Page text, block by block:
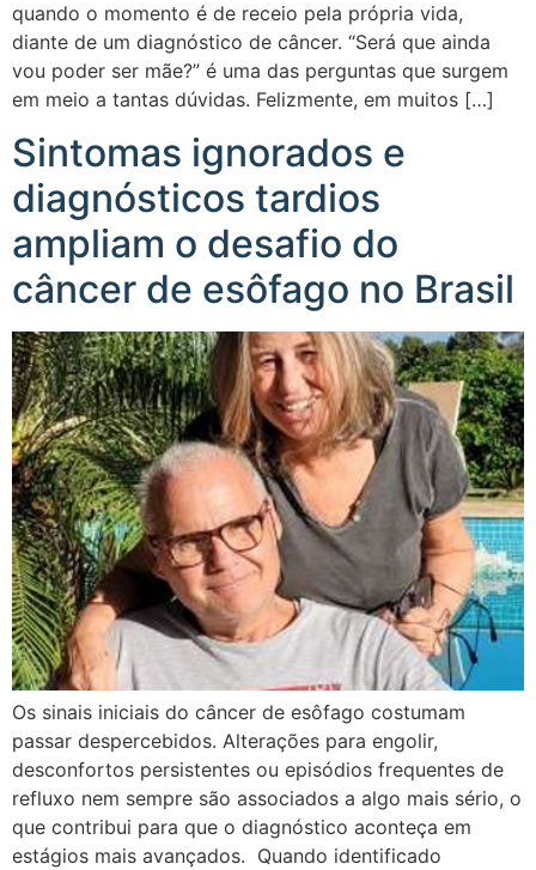
quando o momento é de receio pela própria vida,
diante de um diagnóstico de câncer. “Será que ainda
vou poder ser mãe?” é uma das perguntas que surgem
em meio a tantas dúvidas. Felizmente, em muitos […]
Sintomas ignorados e
diagnósticos tardios
ampliam o desafio do
câncer de esôfago no Brasil
Os sinais iniciais do câncer de esôfago costumam
passar despercebidos. Alterações para engolir,
desconfortos persistentes ou episódios frequentes de
refluxo nem sempre são associados a algo mais sério, o
que contribui para que o diagnóstico aconteça em
estágios mais avançados. Quando identificado